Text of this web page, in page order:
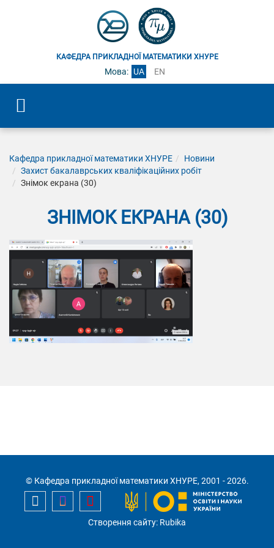
КАФЕДРА ПРИКЛАДНОЇ МАТЕМАТИКИ ХНУРЕ
Мова: UA EN
Кафедра прикладної математики ХНУРЕ
Новини
Захист бакалаврських кваліфікаційних робіт
Знімок екрана (30)
ЗНІМОК ЕКРАНА (30)
© Кафедра прикладної математики ХНУРЕ, 2001 - 2026.
Створення сайту: Rubika